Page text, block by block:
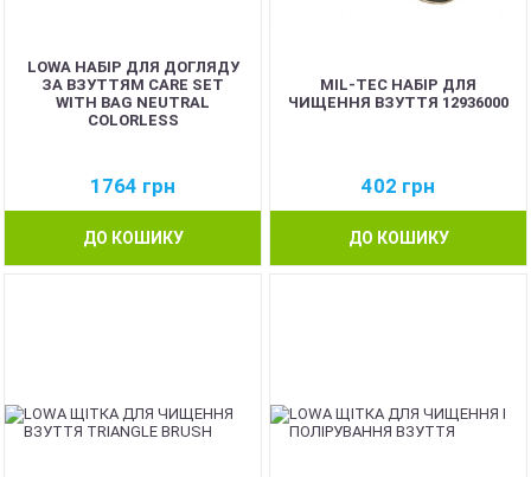
LOWA НАБІР ДЛЯ ДОГЛЯДУ
ЗА ВЗУТТЯМ CARE SET
WITH BAG NEUTRAL
COLORLESS
1764 грн
ДО КОШИКУ
MIL-TEC НАБІР ДЛЯ
ЧИЩЕННЯ ВЗУТТЯ 12936000
402 грн
ДО КОШИКУ